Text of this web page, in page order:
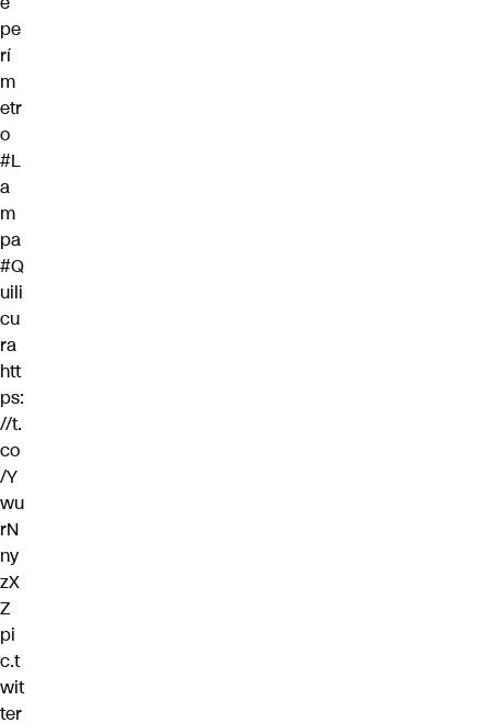
pe
rí
m
etr
o
#L
a
m
pa
#Q
uili
cu
ra
htt
ps:
//t.
co
/Y
wu
rN
ny
zX
Z
pi
c.t
wit
ter